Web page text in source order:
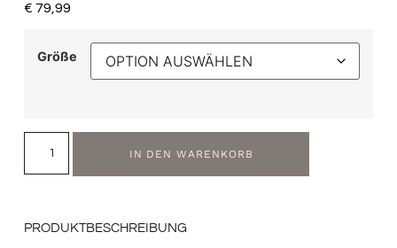
€ 79,99
Größe
IN DEN WARENKORB
PRODUKTBESCHREIBUNG